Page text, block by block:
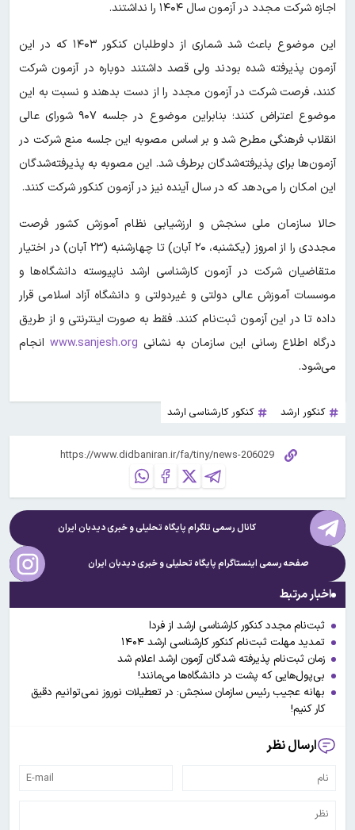
اجازه شرکت مجدد در آزمون سال ۱۴۰۴ را نداشتند.
این موضوع باعث شد شماری از داوطلبان کنکور ۱۴۰۳ که در این
آزمون پذیرفته شده بودند ولی قصد داشتند دوباره در آزمون شرکت
کنند، فرصت شرکت در آزمون مجدد را از دست بدهند و نسبت به این
موضوع اعتراض کنند؛ بنابراین موضوع در جلسه ۹۰۷ شورای عالی
انقلاب فرهنگی مطرح شد و بر اساس مصوبه این جلسه منع شرکت در
آزمون‌ها برای پذیرفته‌شدگان برطرف شد. این مصوبه به پذیرفته‌شدگان
این امکان را می‌دهد که در سال آینده نیز در آزمون کنکور شرکت کنند.
حالا سازمان ملی سنجش و ارزشیابی نظام آموزش کشور فرصت
مجددی را از امروز (یکشنبه، ۲۰ آبان) تا چهارشنبه (۲۳ آبان) در اختیار
متقاضیان شرکت در آزمون کارشناسی ارشد ناپیوسته دانشگاه‌ها و
موسسات آموزش عالی دولتی و غیردولتی و دانشگاه آزاد اسلامی قرار
داده تا در این آزمون ثبت‌نام کنند. فقط به صورت اینترنتی و از طریق
درگاه اطلاع رسانی این سازمان به نشانی www.sanjesh.org انجام
می‌شود.
کنکور ارشد کنکور کارشناسی ارشد
کانال رسمی تلگرام پایگاه تحلیلی و خبریدیدبان ایران
صفحه رسمی اینستاگرام پایگاه تحلیلی و خبریدیدبان ایران
اخبار مرتبط
ثبت‌نام مجدد کنکور کارشناسی ارشد از فردا
تمدید مهلت ثبت‌نام کنکور کارشناسی ارشد ۱۴۰۴
زمان ثبت‌نام پذیرفته شدگان آزمون ارشد اعلام شد
بی‌پول‌هایی که پشت در دانشگاه‌ها می‌مانند!
بهانه عجیب رئیس سازمان سنجش: در تعطیلات نوروز نمی‌توانیم دقیق
کار کنیم!
ارسال نظر